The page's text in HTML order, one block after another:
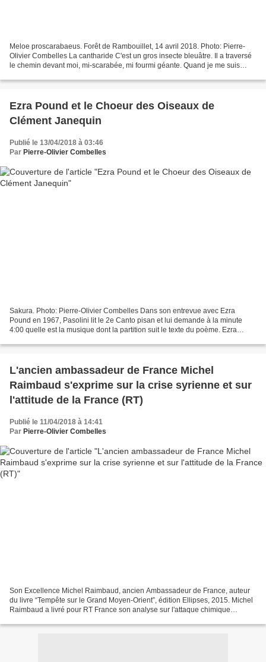
Meloe proscarabaeus. Forêt de Rambouillet, 14 avril 2018. Photo: Pierre-
Olivier Combelles La cantharide C'est un gros insecte bleuâtre. Il a traversé
le chemin devant moi, mi-scarabée, mi fourmi géante. Quand je me suis
Ezra Pound et le Choeur des Oiseaux de
Clément Janequin
Publié le 13/04/2018 à 03:46
Par Pierre-Olivier Combelles
Sakura. Photo: Pierre-Olivier Combelles Dans son entrevue avec Ezra
Pound en 1967, Pasolini lit le 2e Canto pisan et lui demande à la minute
4:00 quelle est la musique dont la partition suit le texte du poème. Ezra
L'ancien ambassadeur de France Michel
Raimbaud s'exprime sur la crise syrienne et sur
l'attitude de la France (RT)
Publié le 11/04/2018 à 14:41
Par Pierre-Olivier Combelles
Son Excellence Michel Raimbaud, ancien Ambassadeur de France, auteur
du livre “Tempête sur le Grand Moyen-Orient”, édition Ellipses, 2015. Michel
Raimbaud a livré pour RT France son analyse sur l'attaque chimique